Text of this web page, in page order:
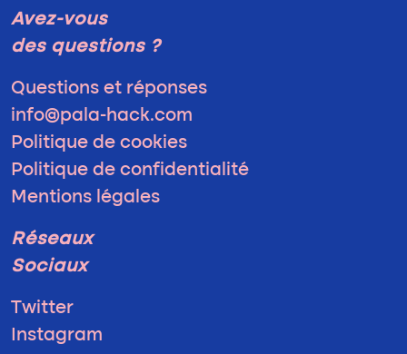
Avez-vous
des questions ?
Questions et réponses
info@pala-hack.com
Politique de cookies
Politique de confidentialité
Mentions légales
Réseaux
Sociaux
Twitter
Instagram